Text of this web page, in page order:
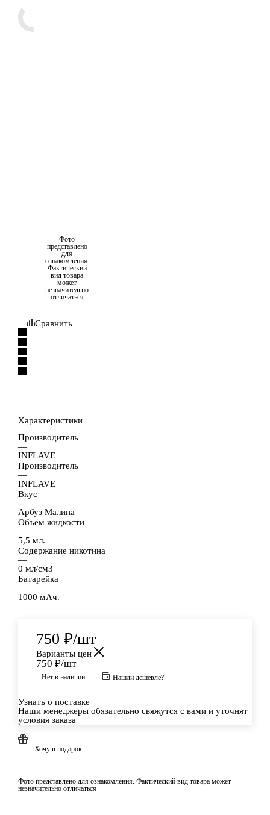
Фото
представлено
для
ознакомления.
Фактический
вид товара
может
незначительно
отличаться
Сравнить
Характеристики
Производитель
—
INFLAVE
Производитель
—
INFLAVE
Вкус
—
Арбуз Малина
Объём жидкости
—
5,5 мл.
Содержание никотина
—
0 мл/см3
Батарейка
—
1000 мАч.
750 ₽/шт
Варианты цен
750 ₽/шт
Нет в наличии Нашли дешевле?
Узнать о поставке
Наши менеджеры обязательно свяжутся с вами и уточнят
условия заказа
Хочу в подарок
Фото представлено для ознакомления. Фактический вид товара может
незначительно отличаться